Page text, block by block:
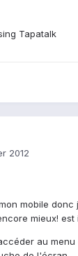
Tapatalk
2012
mobile donc
mieux! est
au menu